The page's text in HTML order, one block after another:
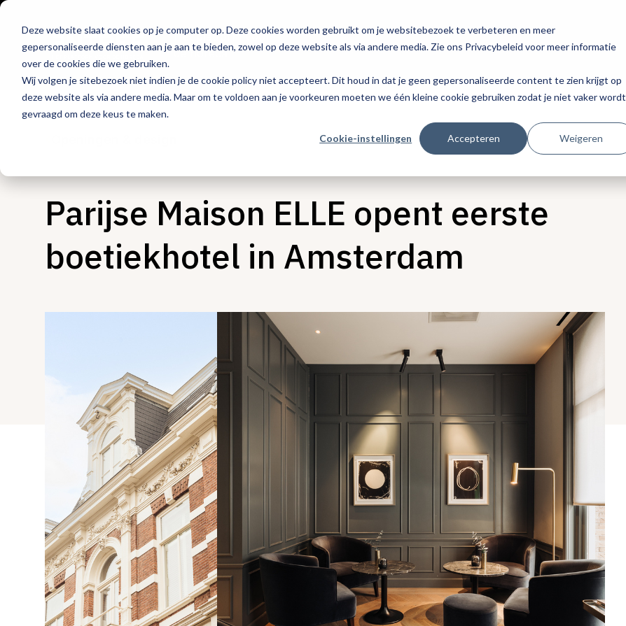
Deze website slaat cookies op je computer op. Deze cookies worden gebruikt om je websitebezoek te verbeteren en meer
gepersonaliseerde diensten aan je aan te bieden, zowel op deze website als via andere media. Zie ons Privacybeleid voor meer informatie
over de cookies die we gebruiken.
Wij volgen je sitebezoek niet indien je de cookie policy niet accepteert. Dit houd in dat je geen gepersonaliseerde content te zien krijgt op
deze website als via andere media. Maar om te voldoen aan je voorkeuren moeten we één kleine cookie gebruiken zodat je niet vaker wordt
gevraagd om deze keus te maken.
Cookie-instellingen Accepteren Weigeren
Hét platform voor
de horeca
Parijse Maison ELLE opent eerste
boetiekhotel in Amsterdam